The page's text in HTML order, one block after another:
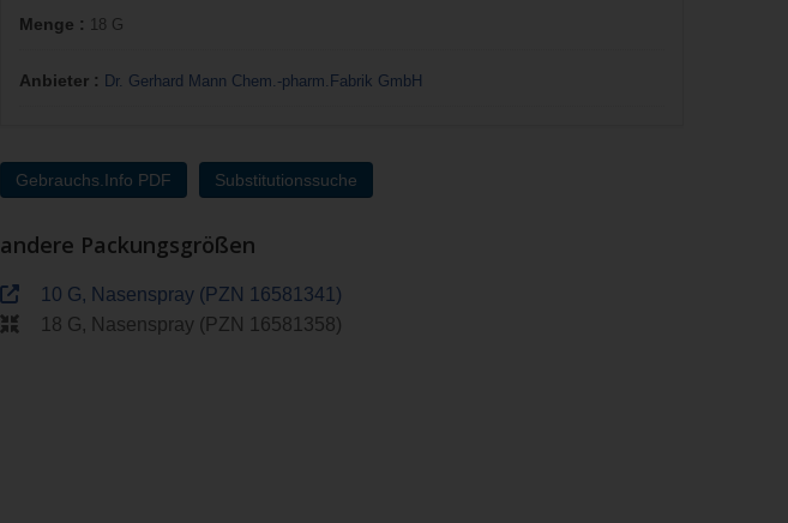
Menge : 18 G
Anbieter : Dr. Gerhard Mann Chem.-pharm.Fabrik GmbH
Gebrauchs.Info PDF Substitutionssuche
andere Packungsgrößen
10 G, Nasenspray (PZN 16581341)
18 G, Nasenspray (PZN 16581358)